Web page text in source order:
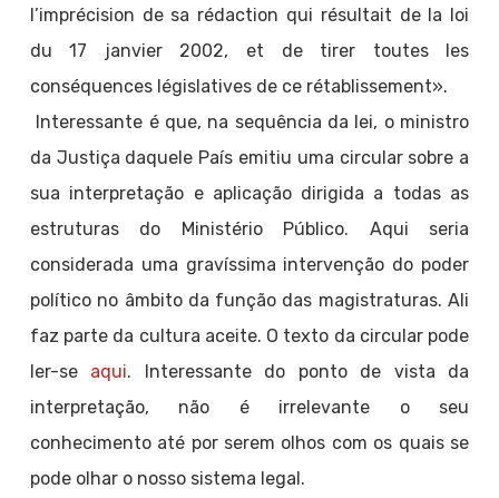
l’imprécision de sa rédaction qui résultait de la loi
du 17 janvier 2002, et de tirer toutes les
conséquences législatives de ce rétablissement».
Interessante é que, na sequência da lei, o ministro
da Justiça daquele País emitiu uma circular sobre a
sua interpretação e aplicação dirigida a todas as
estruturas do Ministério Público. Aqui seria
considerada uma gravíssima intervenção do poder
político no âmbito da função das magistraturas. Ali
faz parte da cultura aceite. O texto da circular pode
ler-se aqui. Interessante do ponto de vista da
interpretação, não é irrelevante o seu
conhecimento até por serem olhos com os quais se
pode olhar o nosso sistema legal.